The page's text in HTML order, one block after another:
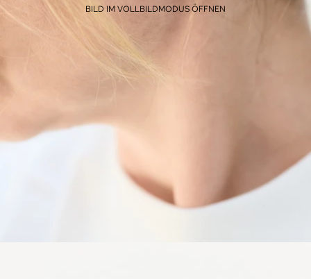
BILD IM VOLLBILDMODUS ÖFFNEN